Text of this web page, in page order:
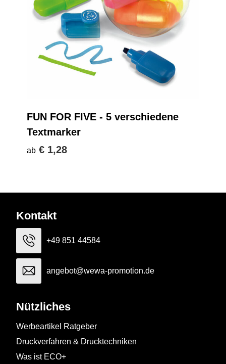
FUN FOR FIVE - 5 verschiedene
Textmarker
ab € 1,28
Kontakt
+49 851 44584
angebot@wewa-promotion.de
Nützliches
Werbeartikel Ratgeber
Druckverfahren & Drucktechniken
Was ist ECO+